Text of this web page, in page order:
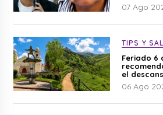
07 Ago
TIPS Y
Feriado 6
el
06 Ago